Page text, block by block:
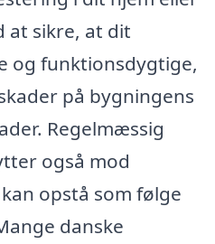
at sikre, at dit
og funktionsdygtige,
på bygningens
Regelmæssig
også mod
opstå som følge
danske